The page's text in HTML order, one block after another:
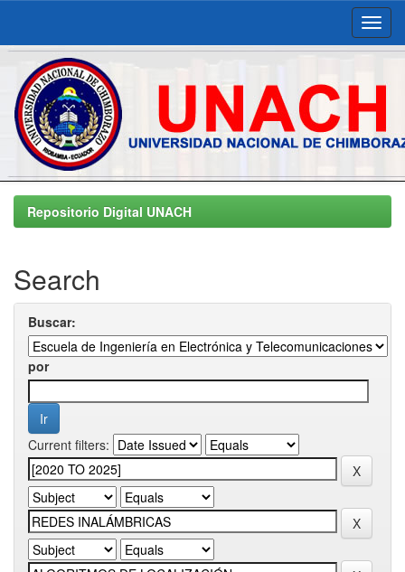
Skip
navigationRepositorio Digital UNACH
Search
Buscar:
por
Current filters: